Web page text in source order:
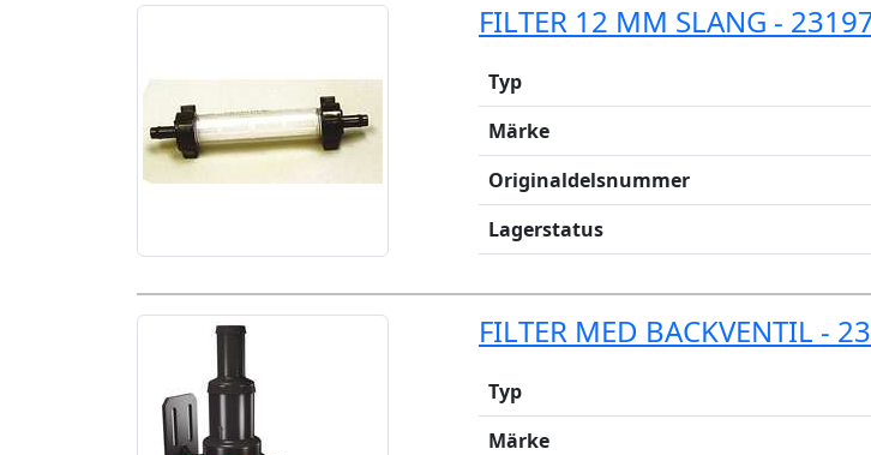
FILTER 12 MM SLANG -
Typ
Märke
Originaldelsnummer
Lagerstatus
FILTER MED BACKVENTIL -
Typ
Märke